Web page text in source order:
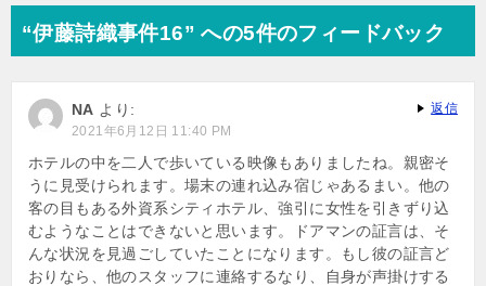
ビ
ー
シ
ョ
ン
“伊藤詩織事件16” への5件のフィードバック
NA より:
2021年6月12日 11:40 PM
ホテルの中を二人で歩いている映像もありましたね。親密そ
うに見受けられます。場末の連れ込み宿じゃあるまい。他の
客の目もある外資系シティホテル、強引に女性を引きずり込
むようなことはできないと思います。ドアマンの証言は、そ
んな状況を見過ごしていたことになります。もし彼の証言ど
おりなら、他のスタッフに連絡するなり、自身が声掛けする
返信